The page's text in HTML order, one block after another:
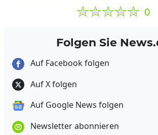
0
Folgen Sie
Auf Facebook folgen
Auf X folgen
Auf Google News folgen
Newsletter abonnieren